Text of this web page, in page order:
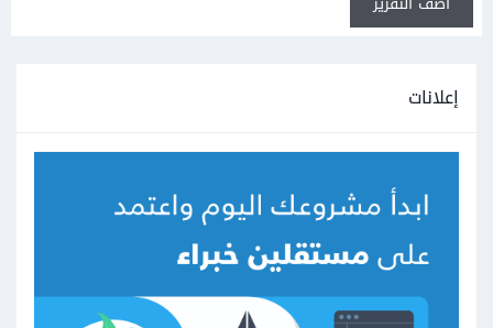
إعلانات